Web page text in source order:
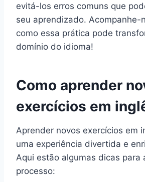
evitá-los erros comuns que
seu aprendizado. Acompanhe-
como essa prática pode
domínio do idioma!
Como aprender
exercícios em
Aprender novos exercícios em
uma experiência divertida e
Aqui estão algumas dicas para
processo: